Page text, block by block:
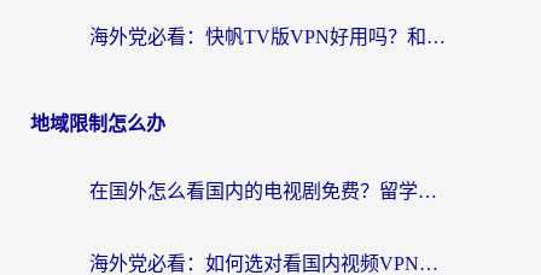
海外党必看：快帆TV版VPN好用吗？和豌豆IP VPN对比哪个回国效果更好？附真实体验与选择指南
地域限制怎么办
在国外怎么看国内的电视剧免费？留学生亲测有效的回国加速器选择指南
海外党必看：如何选对看国内视频VPN，轻松解决12123登录难题？